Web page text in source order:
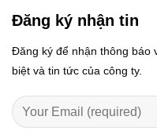
Đăng ký nhận tin
Đăng ký để nhận thông báo
biệt và tin tức của công ty.